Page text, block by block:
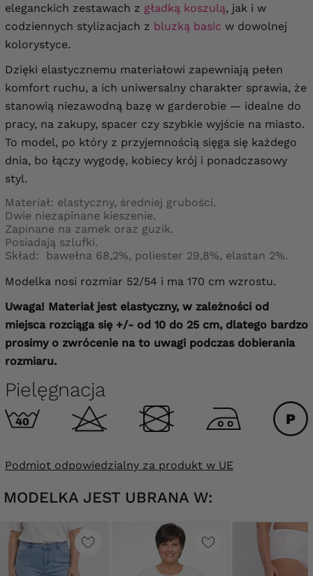
eleganckich zestawach z gładką koszulą, jak i w
codziennych stylizacjach z bluzką basic w dowolnej
kolorystyce.
Dzięki elastycznemu materiałowi zapewniają pełen
komfort ruchu, a ich uniwersalny charakter sprawia, że
stanowią niezawodną bazę w garderobie — idealne do
pracy, na zakupy, spacer czy szybkie wyjście na miasto.
To model, po który z przyjemnością sięga się każdego
dnia, bo łączy wygodę, kobiecy krój i ponadczasowy
styl.
Materiał: elastyczny, średniej grubości.
Dwie niezapinane kieszenie.
Zapinane na zamek oraz guzik.
Posiadają szlufki.
Skład:
bawełna 68,2%, poliester 29,8%, elastan 2%.
Modelka nosi rozmiar 52/54 i ma 170 cm wzrostu.
Uwaga! Materiał jest elastyczny, w zależności od
miejsca rozciąga się +/- od 10 do 25 cm, dlatego bardzo
prosimy o zwrócenie na to uwagi podczas dobierania
rozmiaru.
Pielęgnacja
Podmiot odpowiedzialny za produkt w UE
MODELKA JEST UBRANA W: